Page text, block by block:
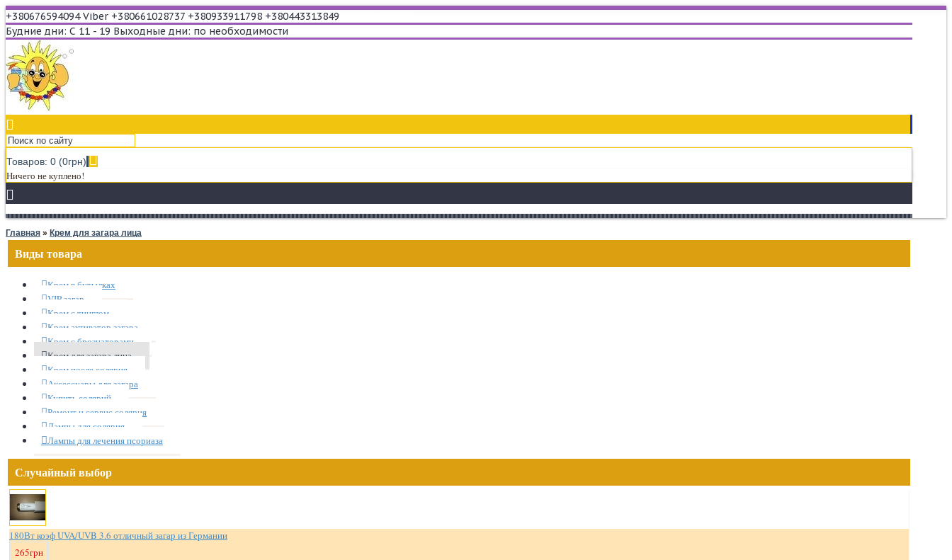
+380676594094 Viber +380661028737 +380933911798 +380443313849 Skype: witanas
Будние дни: С 11 - 19 Выходные дни: по необходимости
Товаров: 0 (0грн)
Ничего не куплено!
Главная » Крем для загара лица
Виды товара
Крем в бутылках
VIP загар
Крем с тинглом
Крем активатор загара
Крем с брознаторами
Крем для загара лица
Крем после солярия
Аксессуары для загара
Купить солярий
Ремонт и сервис солярия
Лампы для солярия
Лампы для лечения псориаза
Случайный выбор
180Вт коэф UVA/UVB 3.6 отличный загар из Германии
265грн